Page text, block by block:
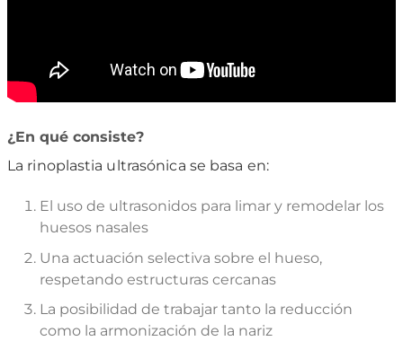
¿En qué consiste?
La rinoplastia ultrasónica se basa en:
El uso de ultrasonidos para limar y remodelar los
huesos nasales
Una actuación selectiva sobre el hueso,
respetando estructuras cercanas
La posibilidad de trabajar tanto la reducción
como la armonización de la nariz